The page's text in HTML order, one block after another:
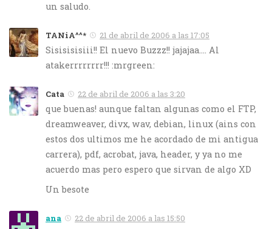
un saludo.
TANiA^^* 21 de abril de 2006 a las 17:05
Sisisisisiii!! El nuevo Buzzz!! jajajaa…. Al
atakerrrrrrrr!!! :mrgreen:
Cata 22 de abril de 2006 a las 3:20
que buenas! aunque faltan algunas como el FTP,
dreamweaver, divx, wav, debian, linux (ains con
estos dos ultimos me he acordado de mi antigua
carrera), pdf, acrobat, java, header, y ya no me
acuerdo mas pero espero que sirvan de algo XD
Un besote
ana 22 de abril de 2006 a las 15:50